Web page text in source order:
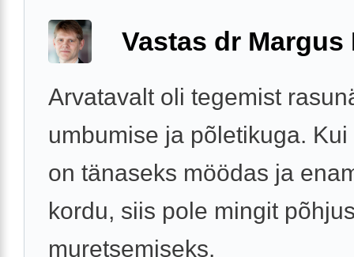
Vastas dr Margus
Arvatavalt oli tegemist
umbumise ja põletikuga.
on tänaseks möödas ja
kordu, siis pole mingit
muretsemiseks.